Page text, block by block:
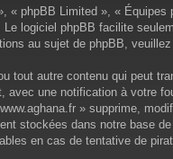
phpBB Limited », «
. Le logiciel phpBB facilite
au sujet de phpBB,
tout autre contenu qui peut
une notification à votre
» supprime,
stockées dans notre base
en cas de tentative de